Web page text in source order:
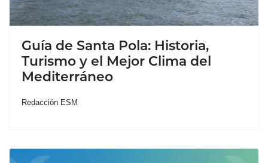
Guía de Santa Pola: Historia,
Turismo y el Mejor Clima del
Mediterráneo
Redacción ESM